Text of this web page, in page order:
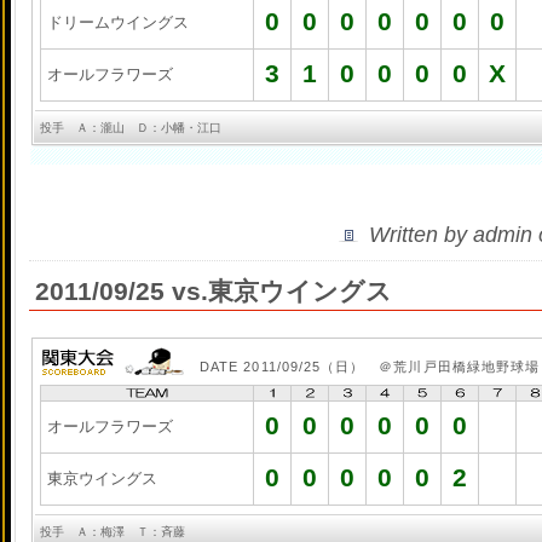
ドリームウイングス 0 0 0 0 0 0 0
オールフラワーズ 3 1 0 0 0 0 X
投手 Ａ：瀧山 Ｄ：小幡・江口
Written by
2011/09/25 vs.東京ウイングス
DATE 2011/09/25（日） ＠荒川戸田橋緑地野球場
オールフラワーズ 0 0 0 0 0 0
東京ウイングス 0 0 0 0 0 2
投手 Ａ：梅澤 Ｔ：斉藤